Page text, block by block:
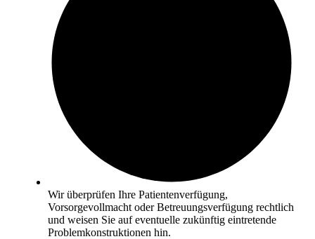
Wir überprüfen Ihre Patientenverfügung,
Vorsorgevollmacht oder Betreuungsverfügung rechtlich
und weisen Sie auf eventuelle zukünftig eintretende
Problemkonstruktionen hin.